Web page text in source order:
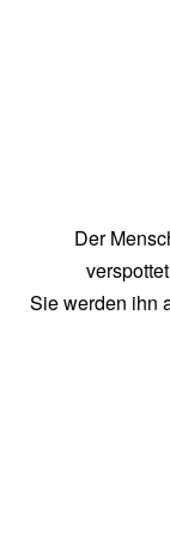
Der
Sie werden ihn